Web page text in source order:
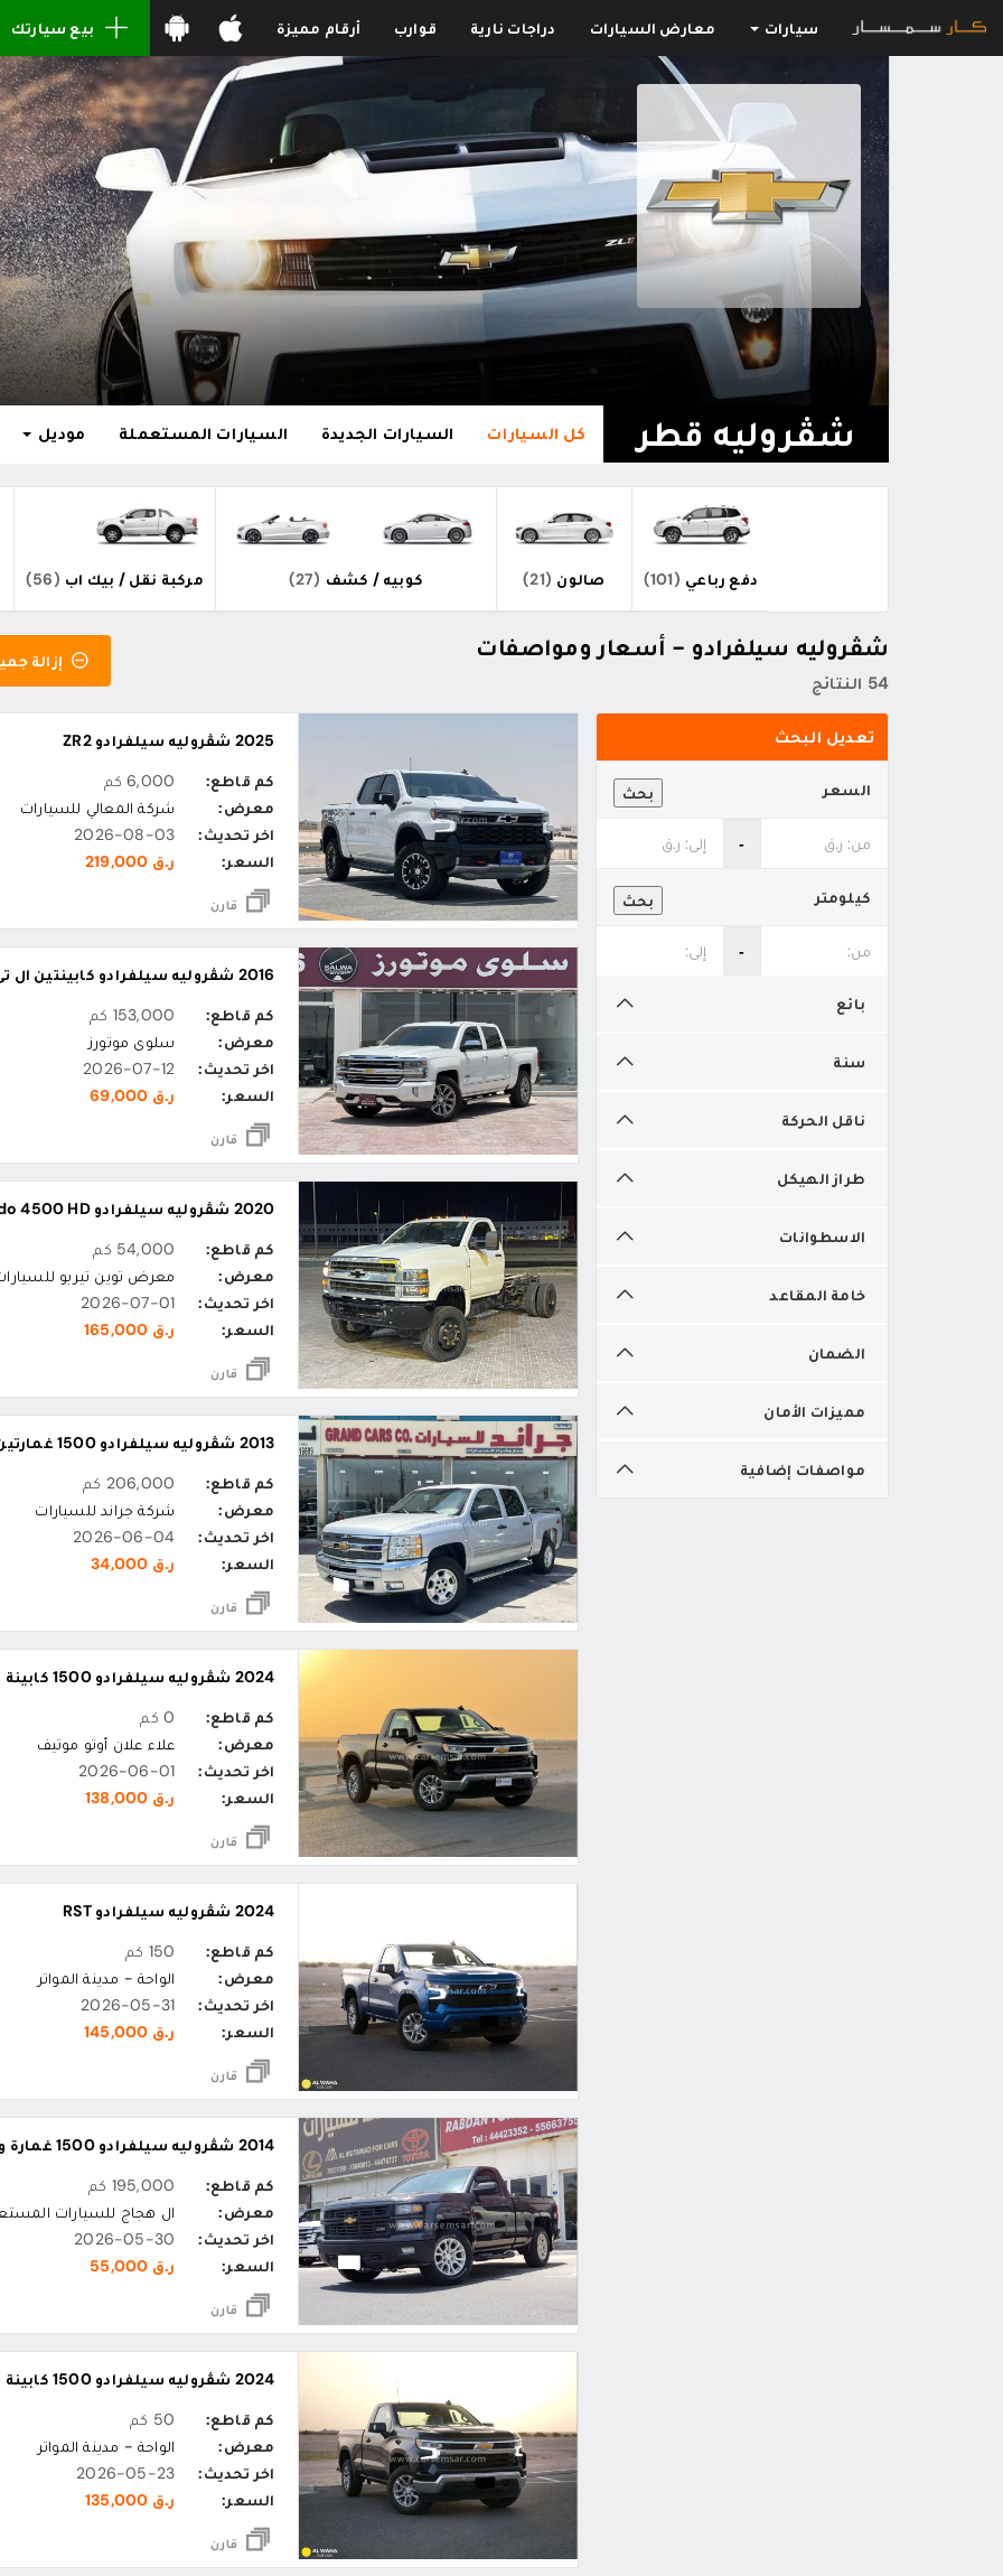
سيارات معارض السيارات دراجات نارية قوارب أرقام مميزة بيع سيارتك
شڤروليه قطر كل السيارات السيارات الجديدة السيارات المستعملة موديل
دفع رباعي (101) صالون (21) كوبيه / كشف (27) مركبة نقل / بيك اب (56)
شڤروليه سيلفرادو - أسعار ومواصفات
54 النتائج
إزالة
تعديل البحث
بحث السعر
‐
بحث كيلومتر
‐
بائع
سنة
ناقل الحركة
طراز الهيكل
الاسطوانات
خامة المقاعد
الضمان
مميزات الأمان
مواصفات إضافية
2025 شڤروليه سيلفرادو ZR2
كم قاطع:
6,000 كم
معرض:
شركة المعالي للسيارات
اخر تحديث:
2026-08-03
السعر:
ر.ق 219,000
قارن
2016 شڤروليه سيلفرادو كابينتين ال تي زي
كم قاطع:
153,000 كم
معرض:
سلوى موتورز
اخر تحديث:
2026-07-12
السعر:
ر.ق 69,000
قارن
2020 شڤروليه سيلفرادو Silverado 4500 HD
كم قاطع:
54,000 كم
معرض:
معرض توين تيربو
اخر تحديث:
2026-07-01
السعر:
ر.ق 165,000
قارن
2013 شڤروليه سيلفرادو 1500 غمارتين ال تي
كم قاطع:
206,000 كم
معرض:
شركة جراند للسيارات
اخر تحديث:
2026-06-04
السعر:
ر.ق 34,000
قارن
2024 شڤروليه سيلفرادو 1500 كابينة ال تي
كم قاطع:
0 كم
معرض:
علاء علان أوتو موتيف
اخر تحديث:
2026-06-01
السعر:
ر.ق 138,000
قارن
2024 شڤروليه سيلفرادو RST
كم قاطع:
150 كم
معرض:
الواحة - مدينة المواتر
اخر تحديث:
2026-05-31
السعر:
ر.ق 145,000
قارن
2014 شڤروليه سيلفرادو 1500 غمارة واحدة
كم قاطع:
195,000 كم
معرض:
ال هجاج للسيارات
اخر تحديث:
2026-05-30
السعر:
ر.ق 55,000
قارن
2024 شڤروليه سيلفرادو 1500 كابينة ال تي
كم قاطع:
50 كم
معرض:
الواحة - مدينة المواتر
اخر تحديث:
2026-05-23
السعر:
ر.ق 135,000
قارن